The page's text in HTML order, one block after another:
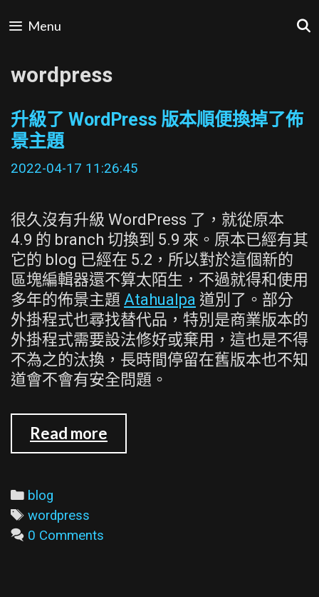
to
Menu
wordpress
升級了 WordPress 版本順便換掉了佈
景主題
2022-04-17 11:26:45
很久沒有升級 WordPress 了，就從原本
4.9 的 branch 切換到 5.9 來。原本已經有其
它的 blog 已經在 5.2，所以對於這個新的
區塊編輯器還不算太陌生，不過就得和使用
多年的佈景主題 Atahualpa 道別了。部分
外掛程式也尋找替代品，特別是商業版本的
外掛程式需要設法修好或棄用，這也是不得
不為之的汰換，長時間停留在舊版本也不知
道會不會有安全問題。
Read more
級
Categories
blog
Tags
wordpress
0 Comments